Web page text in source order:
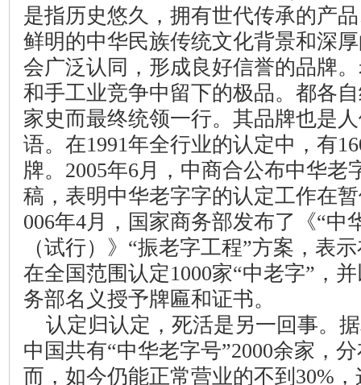
是指历史悠久，拥有世代传承的产
鲜明的中华民族传统文化背景和深
会广泛认同，形成良好信誉的品牌
和手工业竞争中留下的极品。都各
家史而最终统领一行。其品牌也是
语。在1991年全行业的认定中，有
牌。 2005年6月，中商合公布中华老
稿，表明中华老字字的认定工作在
006年4月，国家商务部发布了《“中
（试行）》“振老字工程”方案，表
在全国范围认定1000家“中老字”，
务部名义授予牌匾和证书。
认定归认定，死活是另一回事。
中国共有“中华老字号”2000余家，
而，如今仍能正常营业的不到 30%